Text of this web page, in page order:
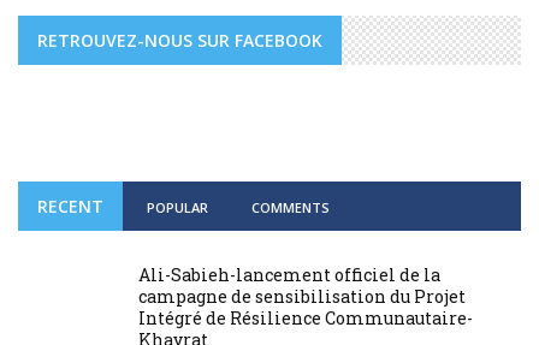
RETROUVEZ-NOUS SUR FACEBOOK
RECENT POPULAR COMMENTS
Ali-Sabieh-lancement officiel de la
campagne de sensibilisation du Projet
Intégré de Résilience Communautaire-
Khayrat